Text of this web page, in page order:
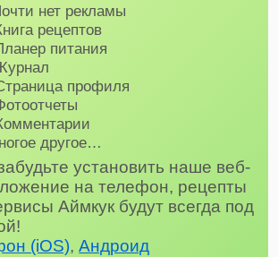
нет рекламы
рецептов
питания
профиля
другое…
установить наше веб-
на телефон, рецепты
Аймкук будут всегда под
(iOS),Андроид